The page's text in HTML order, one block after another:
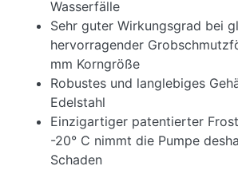
Wasserfälle
Sehr guter Wirkungsgrad bei
hervorragender
mm Korngröße
Robustes und langlebiges
Edelstahl
Einzigartiger patentierter
-20° C nimmt die Pumpe
Schaden